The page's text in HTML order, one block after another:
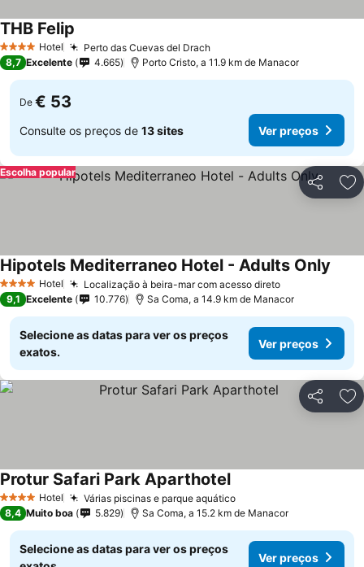
4 EstrelasHotel Perto das Cuevas del Drach
THB Felip
8,7 Excelente 4.665 Porto Cristo, a 11.9 km de Manacor
De € 53
Consulte os preços de 13 sites Ver preços
Partilhar
Escolha popular
4 EstrelasHotel Localização à beira-mar com acesso direto
Hipotels Mediterraneo Hotel - Adults Only
9,1 Excelente 10.776 Sa Coma, a 14.9 km de Manacor
Selecione as datas para ver os preços
exatos.
Ver preços
Partilhar
4 EstrelasHotel Várias piscinas e parque aquático
Protur Safari Park Aparthotel
8,4 Muito boa 5.829 Sa Coma, a 15.2 km de Manacor
Selecione as datas para ver os preços
Ver preços